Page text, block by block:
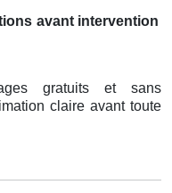
avant intervention
gratuits et sans
claire avant toute